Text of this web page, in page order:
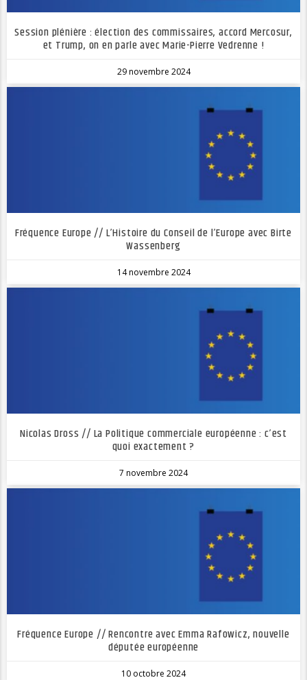
Session plénière : élection des commissaires, accord Mercosur,
et Trump, on en parle avec Marie-Pierre Vedrenne !
29 novembre 2024
Fréquence Europe // L’Histoire du Conseil de l’Europe avec Birte
Wassenberg
14 novembre 2024
Nicolas Dross // La Politique commerciale européenne : c’est
quoi exactement ?
7 novembre 2024
Fréquence Europe // Rencontre avec Emma Rafowicz, nouvelle
députée européenne
10 octobre 2024